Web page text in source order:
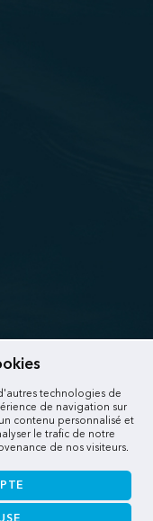
technologies de
de navigation sur
contenu personnalisé et
le trafic de notre
de nos visiteurs.